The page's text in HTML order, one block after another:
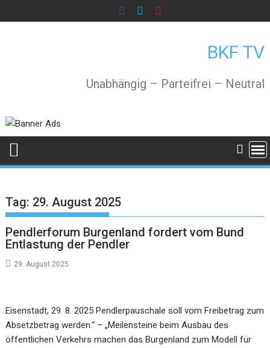
to
BKF TV
Unabhängig – Parteifrei – Neutral
Tag: 29. August 2025
Pendlerforum Burgenland fordert vom Bund
Entlastung der Pendler
29. August 2025
Eisenstadt, 29. 8. 2025 Pendlerpauschale soll vom Freibetrag zum
Absetzbetrag werden.“ – „Meilensteine beim Ausbau des
öffentlichen Verkehrs machen das Burgenland zum Modell für